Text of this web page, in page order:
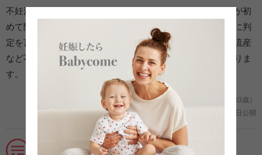
不妊治療を行い、妊娠しました。何度も陰性の結果でしたが初
めて陽性の判定をもらったときは、意外とあっさりと医師に判
定を言われ面食らったのを覚えています。まだまだ初期の流産
など不安の方が大きく声を大にして喜べなかった記憶がありま
す。
妊娠2ヶ月/初めての妊娠 (千葉県/ちよこ/33歳）
2020年06月02日公開
吐きつわりで、赤ちゃんへの影響が心配だった